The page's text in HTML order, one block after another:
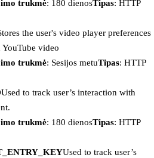
trukmė: 180 dienosTipas: HTTP
the user's video player preferences
YouTube video
trukmė: Sesijos metuTipas: HTTP
Used to track user’s interaction with
trukmė: 180 dienosTipas: HTTP
Used to track user’s